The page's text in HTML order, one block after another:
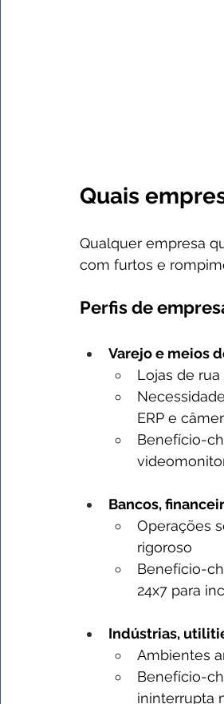
Quais
Qualquer empresa
com furtos e
Perfis de
Varejo e meios
Lojas de
ERP e
Benefício-
Bancos,
Operações
rigoroso
Benefício-
24x7 para
Indústrias,
Ambientes
Benefício-
ininterrupta